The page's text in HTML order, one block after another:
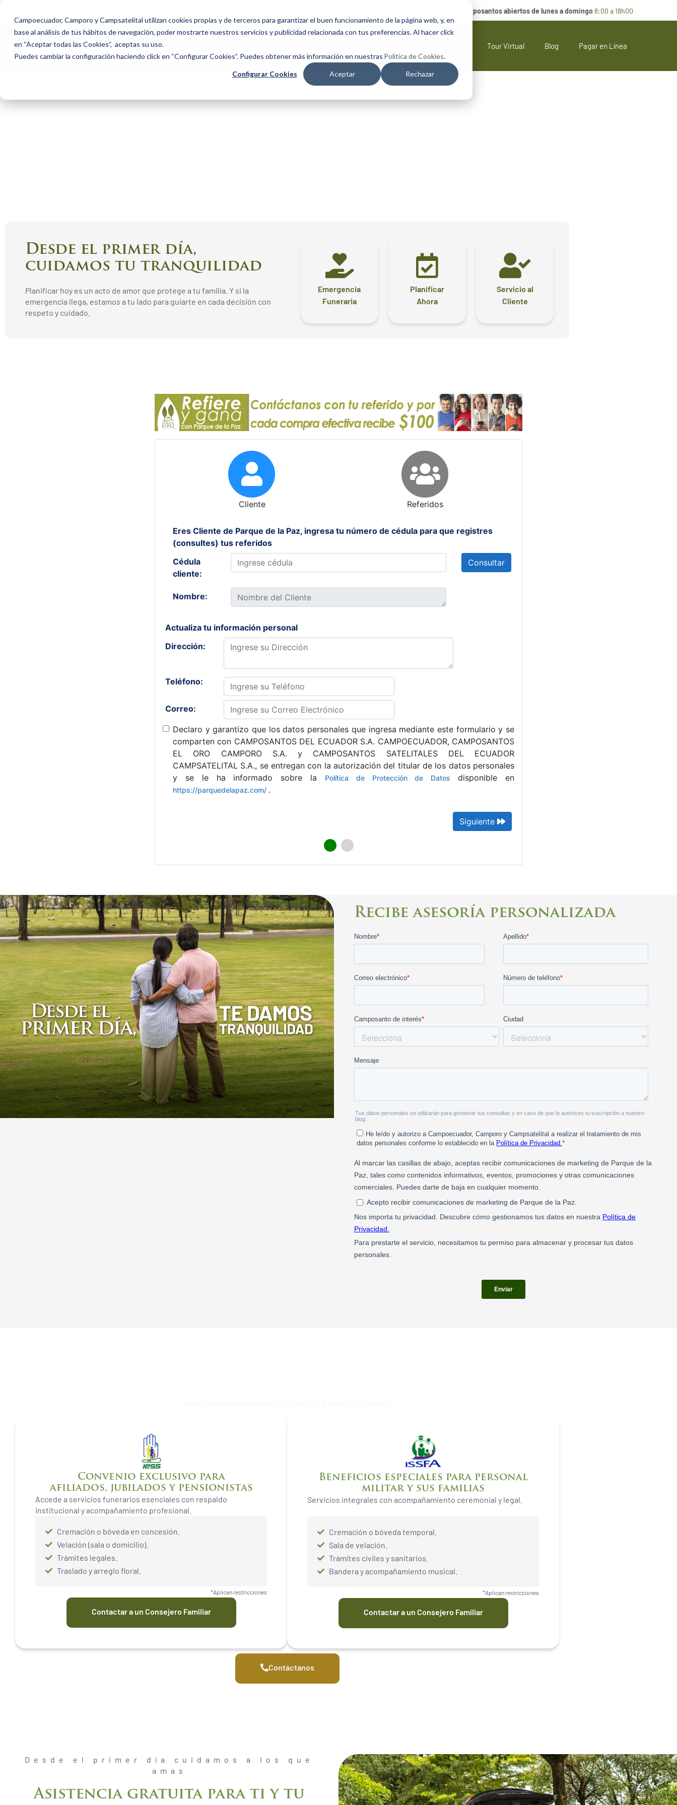
Campoecuador, Camporo y Campsatelital utilizan cookies propias y de terceros para garantizar el buen funcionamiento de la página web, y, en
base al análisis de tus hábitos de navegación, poder mostrarte nuestros servicios y publicidad relacionada con tus preferencias. Al hacer click
en “Aceptar todas las Cookies”, aceptas su uso.
Puedes cambiar la configuración haciendo click en “Configurar Cookies”. Puedes obtener más información en nuestras Política de Cookies.
Configurar Cookies Aceptar Rechazar
Camposantos abiertos de lunes a domingo8:00 a 18h00
Inicio Nosotros Tour Virtual Blog Pagar en Línea
Desde el primer día,
cuidamos tu tranquilidad
Planificar hoy es un acto de amor que protege a tu familia. Y si la
emergencia llega, estamos a tu lado para guiarte en cada decisión con
respeto y cuidado.
Emergencia
Funeraria​
Planificar
Ahora
Servicio al
Cliente
Recibe asesoría personalizada
Convenio exclusivo para
afiliados, jubilados y pensionistas
Accede a servicios funerarios esenciales con respaldo
institucional y acompañamiento profesional.
Cremación o bóveda en concesión.
Velación (sala o domicilio).
Trámites legales.
Traslado y arreglo floral.
*Aplican restricciones
Contactar a un Consejero Familiar
Beneficios especiales para personal
militar y sus familias
Servicios integrales con acompañamiento ceremonial y legal.
Cremación o bóveda temporal.
Sala de velación.
Trámites civiles y sanitarios.
Bandera y acompañamiento musical.
*Aplican restricciones
Contactar a un Consejero Familiar
Contáctanos
Desde el primer día cuidamos a los que
amas
Asistencia gratuita para ti y tu